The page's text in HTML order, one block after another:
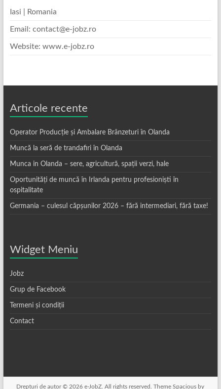
Iasi | Romania
Email: contact@e-jobz.ro
Website: www.e-jobz.ro
Articole recente
Operator Producție și Ambalare Brânzeturi în Olanda
Muncă la seră de trandafiri în Olanda
Munca in Olanda – sere, agricultură, spații verzi, hale
Oportunități de muncă în Irlanda pentru profesioniști în
ospitalitate
Germania – culesul căpșunilor 2026 – fără intermediari, fără taxe!
Widget Meniu
Jobz
Grup de Facebook
Termeni și condiții
Contact
Drepturi de autor © 2026e-JobZ . All rights reserved. ThemeSpacious by